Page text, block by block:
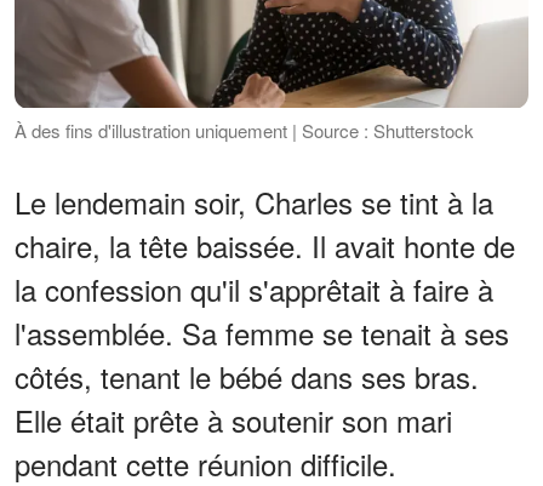
À des fins d'illustration uniquement | Source : Shutterstock
Le lendemain soir, Charles se tint à la
chaire, la tête baissée. Il avait honte de
la confession qu'il s'apprêtait à faire à
l'assemblée. Sa femme se tenait à ses
côtés, tenant le bébé dans ses bras.
Elle était prête à soutenir son mari
pendant cette réunion difficile.